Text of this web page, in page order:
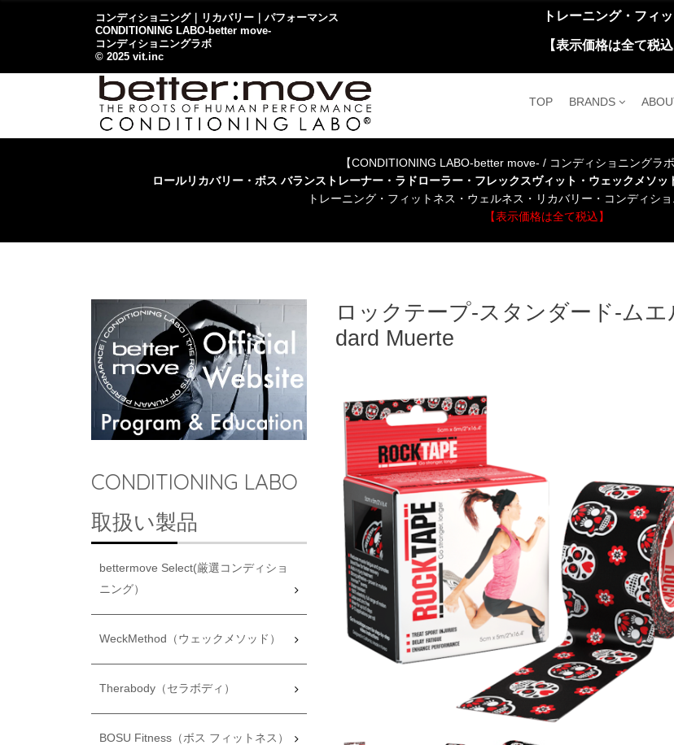
コンディショニング｜リカバリー｜パフォーマンス
CONDITIONING LABO-better move-
コンディショニングラボ
© 2025 vit.inc
トレーニング・フィ
【表示価格は全て税込
TOP BRANDS
【CONDITIONING LABO-better move- / コンディショニングラボ
ロールリカバリー・ボス バランストレーナー・ラドローラー・フレックスヴィット・ウェックメソ
トレーニング・フィットネス・ウェルネス・リカバリー・コンディシ
【表示価格は全て税込】
ロックテープ-スタンダード-ム
dard Muerte
CONDITIONING LABO
取扱い製品
bettermove Select(厳選コンディショ
ニング）
WeckMethod（ウェックメソッド）
Therabody（セラボディ）
BOSU Fitness（ボス フィットネス）